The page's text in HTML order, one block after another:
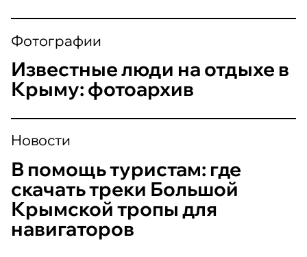
Фотографии
Известные люди на отдыхе в
Крыму: фотоархив
Новости
В помощь туристам: где
скачать треки Большой
Крымской тропы для
навигаторов